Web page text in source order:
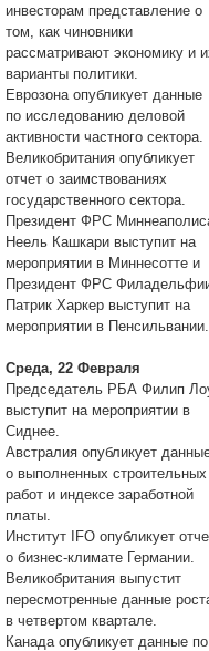
инвесторам представление о
том, как чиновники
рассматривают экономику и
варианты политики.
Еврозона опубликует данные
по исследованию деловой
активности частного сектора.
Великобритания опубликует
отчет о заимствованиях
государственного сектора.
Президент ФРС
Неель Кашкари выступит на
мероприятии в Миннесотте и
Президент ФРС
Патрик Харкер выступит на
мероприятии в Пенсильвании.
Среда, 22 Февраля
Председатель РБА Филип
выступит на мероприятии в
Сиднее.
Австралия опубликует
о выполненных строительных
работ и индексе заработной
платы.
Институт IFO опубликует
о бизнес-климате Германии.
Великобритания выпустит
пересмотренные данные
в четвертом квартале.
Канада опубликует данные по